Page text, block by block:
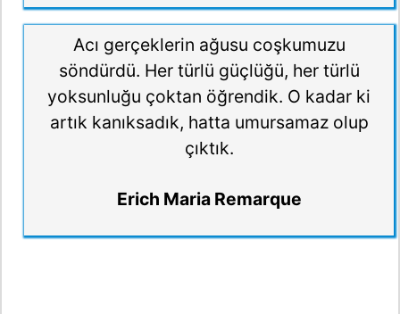
Acı gerçeklerin ağusu coşkumuzu
söndürdü. Her türlü güçlüğü, her türlü
yoksunluğu çoktan öğrendik. O kadar ki
artık kanıksadık, hatta umursamaz olup
çıktık.
Erich Maria Remarque